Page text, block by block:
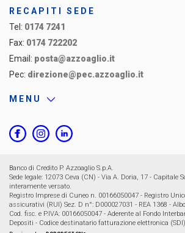
RECAPITI SEDE
Tel: 0174 7241
Fax: 0174 722202
Email: posta@azzoaglio.it
Pec: direzione@pec.azzoaglio.it
MENU
Banco di Credito P. Azzoaglio S.p.A.
Sede legale: 12073 Ceva (CN) - Via A. Doria, 17 - Capitale
interamente versato.
Registro Imprese di Cuneo n. 00166050047 - Registro
assicurativi (RUI) Sez. D n°: D000027031 - REA 1368 -
Cod. fisc. e P.IVA: 00166050047 - Aderente al Fondo
Depositi - Codice destinatario fatturazione elettronica